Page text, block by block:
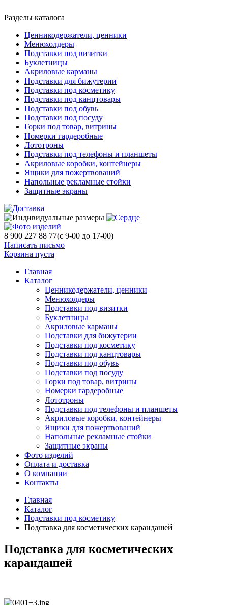
Разделы каталога
Ценникодержатели, ценники
Менюхолдеры
Подставки под визитки
Буклетницы
Акриловые карманы
Подставки для бижутерии
Подставки под косметику
Подставки под канцтовары
Подставки под обувь
Подставки под посуду
Горки под товар, витрины
Номерки гардеробные
Лототроны
Подставки под телефоны и планшеты
Акриловые коробки, контейнеры
Ящики для пожертвований
Напольные рекламные стойки
Защитные экраны
8 900 227 88 77(с 9-00 до 17-00)
Написать письмо
Корзина пуста
Главная
Каталог
Ценникодержатели, ценники
Менюхолдеры
Подставки под визитки
Буклетницы
Акриловые карманы
Подставки для бижутерии
Подставки под косметику
Подставки под канцтовары
Подставки под обувь
Подставки под посуду
Горки под товар, витрины
Номерки гардеробные
Лототроны
Подставки под телефоны и планшеты
Акриловые коробки, контейнеры
Ящики для пожертвований
Напольные рекламные стойки
Защитные экраны
Фото изделий
Оплата и доставка
О компании
Контакты
Главная
Каталог
Подставки под косметику
Подставка для косметических карандашей
Подставка для косметических
карандашей